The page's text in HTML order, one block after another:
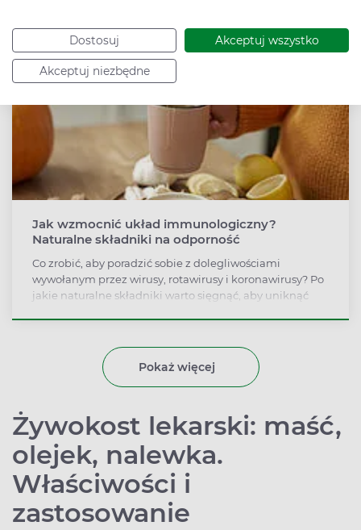
Dostosuj Akceptuj wszystko
Akceptuj niezbędne
nieprzyjemne emocje zaczynamy nazywać depresją,
choć często nie mają z tą chorobą nic wspólnego.
Jak wzmocnić układ immunologiczny?
Naturalne składniki na odporność
Co zrobić, aby poradzić sobie z dolegliwościami
wywołanym przez wirusy, rotawirusy i koronawirusy? Po
jakie naturalne składniki warto sięgnąć, aby uniknąć
immunologiczny i ustrzec się przed infekcjami.
Pokaż więcej
Żywokost lekarski: maść,
olejek, nalewka.
Właściwości i
zastosowanie